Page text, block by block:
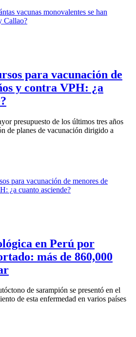
para vacunación de
y contra VPH: ¿a
presupuesto de los últimos tres años
de planes de vacunación dirigido a
en Perú por
más de 860,000
de sarampión se presentó en el
de esta enfermedad en varios países